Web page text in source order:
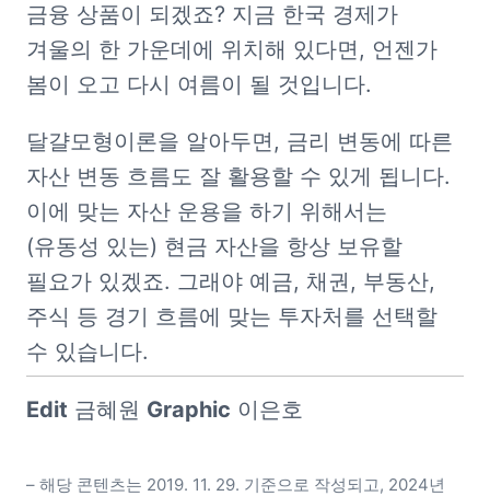
금융 상품이 되겠죠? 지금 한국 경제가
겨울의 한 가운데에 위치해 있다면, 언젠가
봄이 오고 다시 여름이 될 것입니다.
달걀모형이론을 알아두면, 금리 변동에 따른
자산 변동 흐름도 잘 활용할 수 있게 됩니다.
이에 맞는 자산 운용을 하기 위해서는
(유동성 있는) 현금 자산을 항상 보유할
필요가 있겠죠. 그래야 예금, 채권, 부동산,
주식 등 경기 흐름에 맞는 투자처를 선택할
수 있습니다.
Edit 금혜원 Graphic 이은호
– 해당 콘텐츠는 2019. 11. 29. 기준으로 작성되고, 2024년